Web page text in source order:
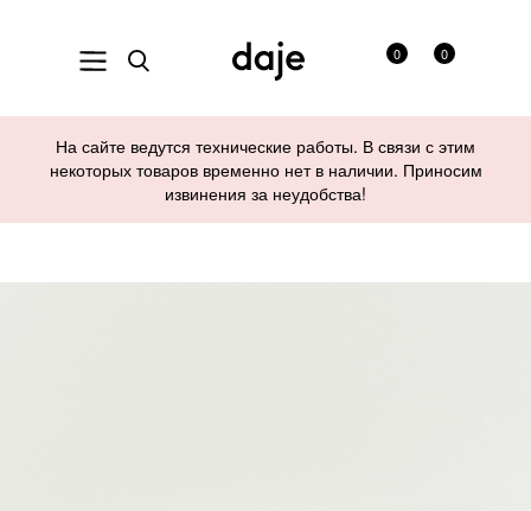
0
0
На сайте ведутся технические работы. В связи с этим
некоторых товаров временно нет в наличии. Приносим
извинения за неудобства!